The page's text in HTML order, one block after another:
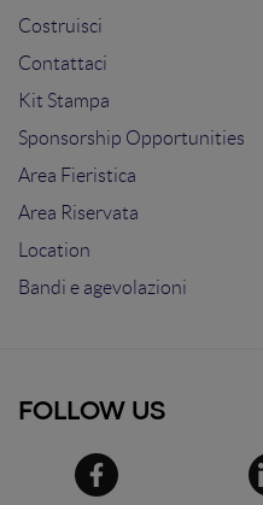
Costruisci
Contattaci
Kit Stampa
Sponsorship Opportunities
Area Fieristica
Area Riservata
Location
Bandi e agevolazioni
FOLLOW US